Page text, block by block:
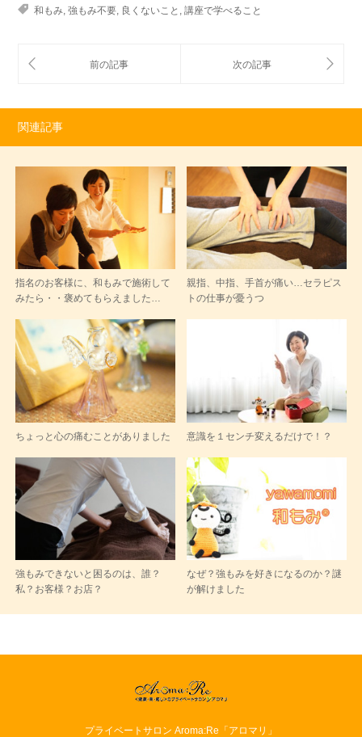
和もみ, 強もみ不要, 良くないこと , 講座で学べること
関連記事
指名のお客様に、和もみで施術して
みたら・・褒めてもらえました…
親指、中指、手首が痛い…セラピス
トの仕事が憂うつ
ちょっと心の痛むことがありました 意識を１センチ変えるだけで！？
強もみできないと困るのは、誰？
私？お客様？お店？
なぜ？強もみを好きになるのか？謎
が解けました
プライベートサロン Aroma:Re「アロマリ」